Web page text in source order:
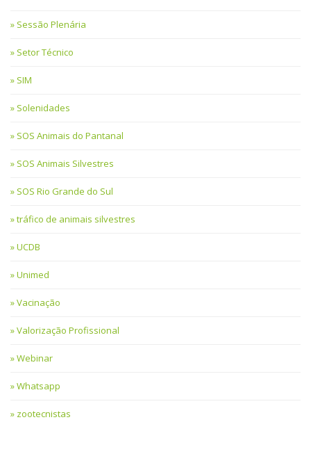
Sessão Plenária
Setor Técnico
SIM
Solenidades
SOS Animais do Pantanal
SOS Animais Silvestres
SOS Rio Grande do Sul
tráfico de animais silvestres
UCDB
Unimed
Vacinação
Valorização Profissional
Webinar
Whatsapp
zootecnistas